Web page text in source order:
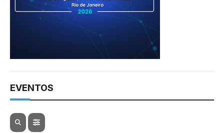
EVENTOS